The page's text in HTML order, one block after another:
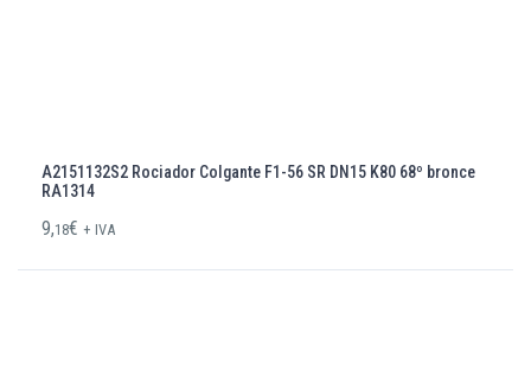
A2151132S2 Rociador Colgante F1-56 SR DN15 K80 68º bronce
RA1314
9,18€ + IVA